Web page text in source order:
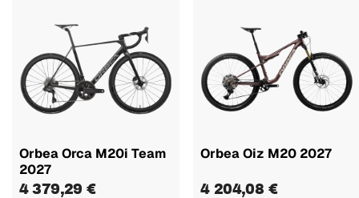
Orbea Orca M20i Team
2027
4 379,29 €
Orbea Oiz M20 2027
4 204,08 €